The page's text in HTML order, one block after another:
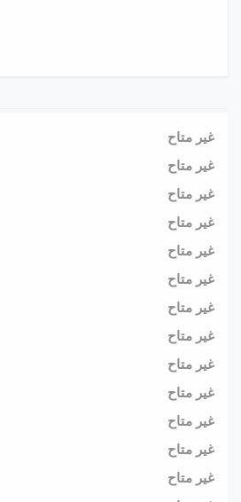
غير متاح
غير متاح
غير متاح
غير متاح
غير متاح
غير متاح
غير متاح
غير متاح
غير متاح
غير متاح
غير متاح
غير متاح
غير متاح